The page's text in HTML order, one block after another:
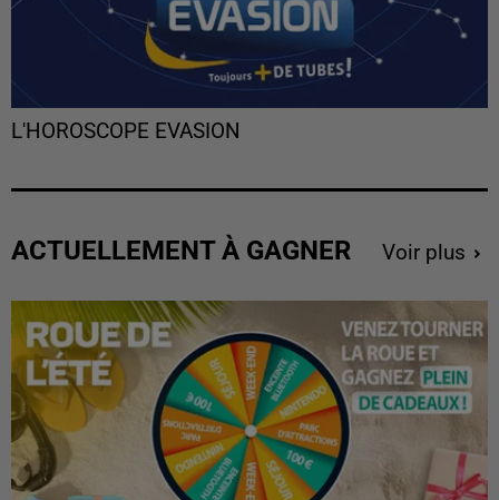
L'HOROSCOPE EVASION
ACTUELLEMENT À GAGNER Voir plus